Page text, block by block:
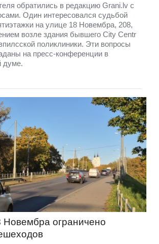
обратились в редакцию Grani.lv с
Один интересовался судьбой
на улице 18 Новембра, 208,
возле здания бывшего City Centr
поликлиники. Эти вопросы
на пресс-конференции в
думе.
Новембра ограничено